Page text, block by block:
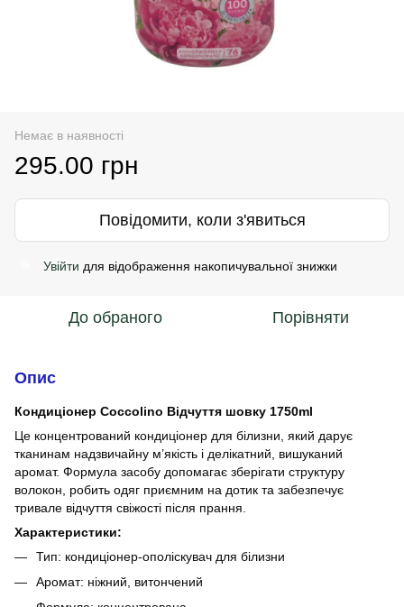
Немає в наявності
295.00 грн
Повідомити, коли з'явиться
Увійти для відображення накопичувальної знижки
До обраного Порівняти
Опис
Кондиціонер Coccolino Відчуття шовку 1750ml
Це концентрований кондиціонер для білизни, який дарує
тканинам надзвичайну м’якість і делікатний, вишуканий
аромат. Формула засобу допомагає зберігати структуру
волокон, робить одяг приємним на дотик та забезпечує
тривале відчуття свіжості після прання.
Характеристики:
Тип: кондиціонер-ополіскувач для білизни
Аромат: ніжний, витончений